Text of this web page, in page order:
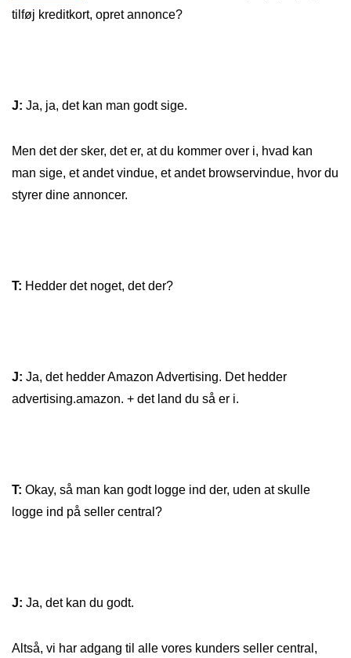
tilføj kreditkort, opret annonce?
J: Ja, ja, det kan man godt sige.
Men det der sker, det er, at du kommer over i, hvad kan
man sige, et andet vindue, et andet browservindue, hvor du
styrer dine annoncer.
T: Hedder det noget, det der?
J: Ja, det hedder Amazon Advertising. Det hedder
advertising.amazon. + det land du så er i.
T: Okay, så man kan godt logge ind der, uden at skulle
logge ind på seller central?
J: Ja, det kan du godt.
Altså, vi har adgang til alle vores kunders seller central,